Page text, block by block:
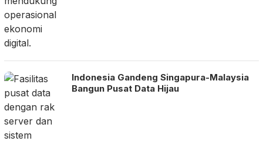
Indonesia Gandeng Singapura-Malaysia
Bangun Pusat Data Hijau